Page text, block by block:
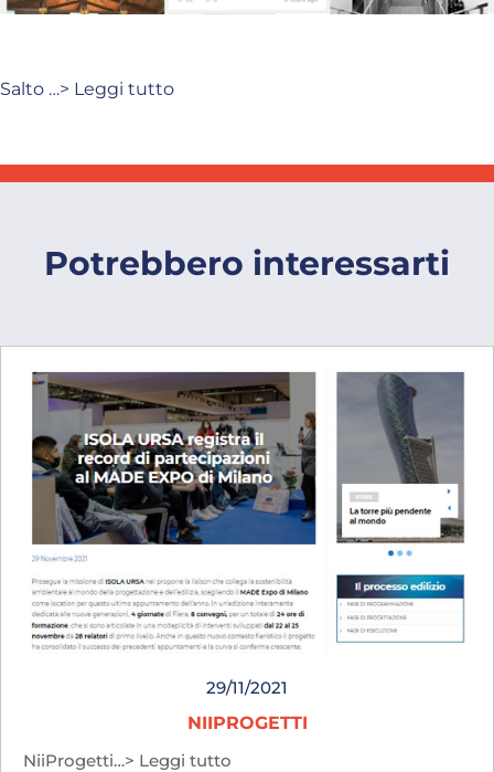
Salto …> Leggi tutto
Potrebbero interessarti
29/11/2021
NIIPROGETTI
NiiProgetti…> Leggi tutto